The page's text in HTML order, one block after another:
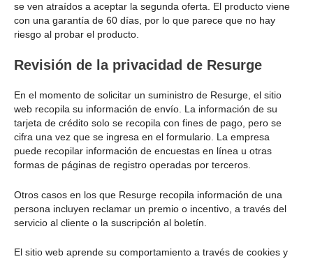
se ven atraídos a aceptar la segunda oferta. El producto viene
con una garantía de 60 días, por lo que parece que no hay
riesgo al probar el producto.
Revisión de la privacidad de Resurge
En el momento de solicitar un suministro de Resurge, el sitio
web recopila su información de envío. La información de su
tarjeta de crédito solo se recopila con fines de pago, pero se
cifra una vez que se ingresa en el formulario. La empresa
puede recopilar información de encuestas en línea u otras
formas de páginas de registro operadas por terceros.
Otros casos en los que Resurge recopila información de una
persona incluyen reclamar un premio o incentivo, a través del
servicio al cliente o la suscripción al boletín.
El sitio web aprende su comportamiento a través de cookies y